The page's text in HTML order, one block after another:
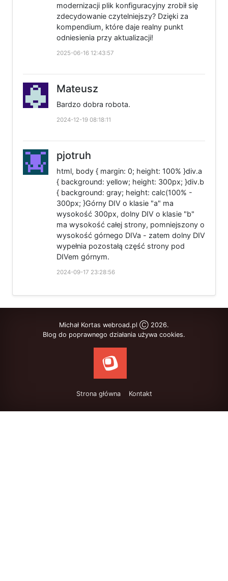
modernizacji plik konfiguracyjny zrobił się
zdecydowanie czytelniejszy? Dzięki za
kompendium, które daje realny punkt
odniesienia przy aktualizacji!
2025-06-16 12:43:57
Mateusz
Bardzo dobra robota.
2024-12-19 08:18:11
pjotruh
html, body { margin: 0; height: 100% }div.a
{ background: yellow; height: 300px; }div.b
{ background: gray; height: calc(100% -
300px; }Górny DIV o klasie "a" ma
wysokość 300px, dolny DIV o klasie "b"
ma wysokość całej strony, pomniejszony o
wysokość górnego DIVa - zatem dolny DIV
wypełnia pozostałą część strony pod
DIVem górnym.
2024-09-17 23:28:56
Michał Kortas webroad.pl Ⓒ 2026.
Blog do poprawnego działania używa cookies.
Strona główna Kontakt